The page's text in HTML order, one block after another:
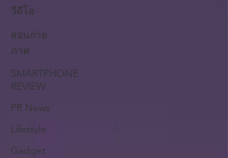
วีดีโอ
สอนถ่าย
ภาพ
SMARTPHONE
REVIEW
PR News
Lifestyle
Gadget